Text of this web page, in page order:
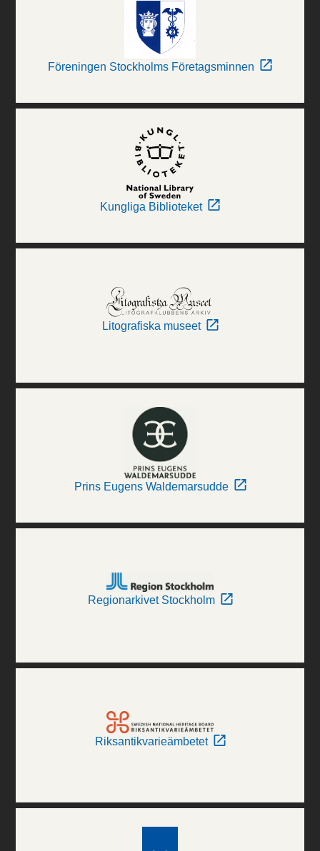
Föreningen Stockholms Företagsminnen
Kungliga Biblioteket
Litografiska museet
Prins Eugens Waldemarsudde
Regionarkivet Stockholm
Riksantikvarieämbetet